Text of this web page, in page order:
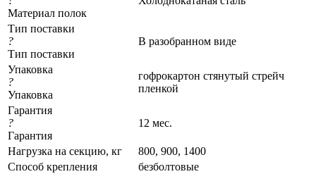
Материал полок
Тип поставки
?
Тип поставки
В разобранном виде
Упаковка
?
Упаковка
гофрокартон стянутый стрейч
пленкой
Гарантия
?
Гарантия
12 мес.
Нагрузка на секцию, кг
800, 900, 1400
Cпособ крепления
безболтовые